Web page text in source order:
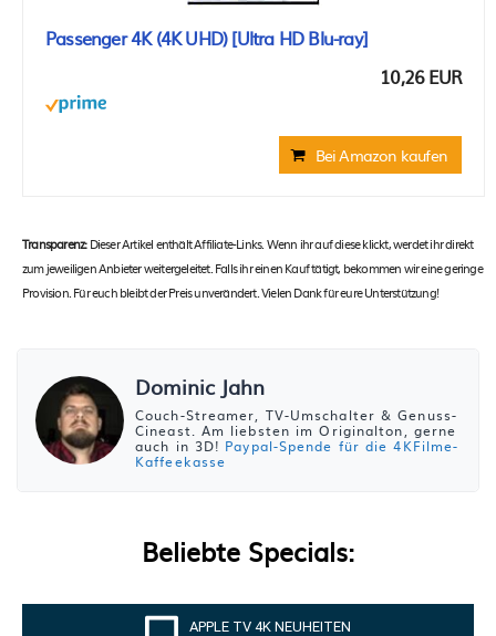
Passenger 4K (4K UHD) [Ultra HD Blu-ray]
10,26 EUR
Bei Amazon kaufen
Transparenz:Dieser Artikel enthält Affiliate-Links. Wenn ihr auf diese klickt, werdet ihr direkt
zum jeweiligen Anbieter weitergeleitet. Falls ihr einen Kauf tätigt, bekommen wir eine geringe
Provision. Für euch bleibt der Preis unverändert. Vielen Dank für eure Unterstützung!
Dominic Jahn
Couch-Streamer, TV-Umschalter & Genuss-
Cineast. Am liebsten im Originalton, gerne
auch in 3D! Paypal-Spende für die 4KFilme-
Kaffeekasse
Beliebte Specials:
APPLE TV 4K NEUHEITEN